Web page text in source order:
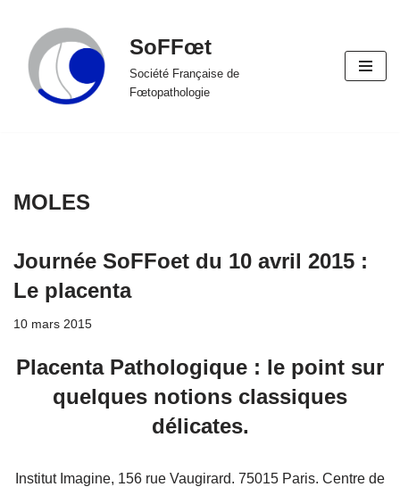
Aller
au
contenu
SoFFœt
Société Française de
Fœtopathologie
MOLES
Journée SoFFoet du 10 avril 2015 :
Le placenta
10 mars 2015
Placenta Pathologique : le point sur
quelques notions classiques
délicates.
Institut Imagine, 156 rue Vaugirard. 75015 Paris. Centre de